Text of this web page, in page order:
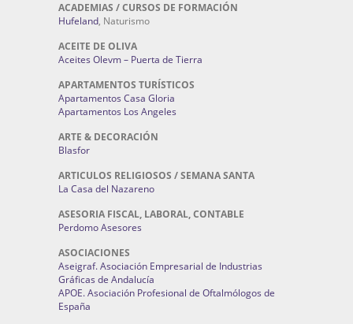
ACADEMIAS / CURSOS DE FORMACIÓN
Hufeland, Naturismo
ACEITE DE OLIVA
Aceites Olevm – Puerta de Tierra
APARTAMENTOS TURÍSTICOS
Apartamentos Casa Gloria
Apartamentos Los Angeles
ARTE & DECORACIÓN
Blasfor
ARTICULOS RELIGIOSOS / SEMANA SANTA
La Casa del Nazareno
ASESORIA FISCAL, LABORAL, CONTABLE
Perdomo Asesores
ASOCIACIONES
Aseigraf. Asociación Empresarial de Industrias
Gráficas de Andalucía
APOE. Asociación Profesional de Oftalmólogos de
España